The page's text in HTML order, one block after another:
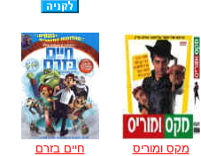
מקס ומוריס חיים בזרם